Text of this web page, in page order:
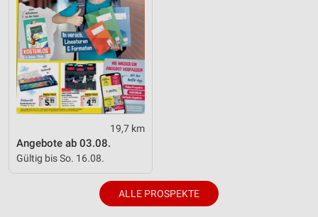
19,7 km
Angebote ab 03.08.
Gültig bis So. 16.08.
ALLE PROSPEKTE